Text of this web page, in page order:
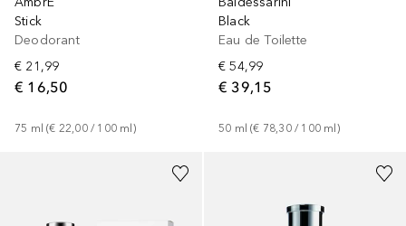
Stick
Deodorant
€ 21,99
€ 16,50
75 ml (€ 22,00 / 100 ml)
Black
Eau de Toilette
€ 54,99
€ 39,15
50 ml (€ 78,30 / 100 ml)